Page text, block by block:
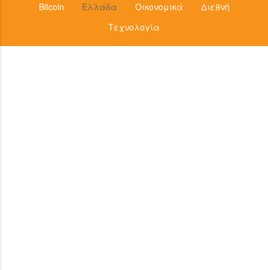
Bitcoin Ελλάδα Οικονομικά
Διεθνή
Τεχνολογία